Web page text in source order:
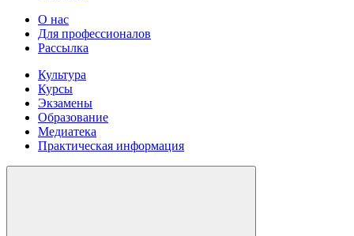
О нас
Для профессионалов
Рассылка
Культура
Курсы
Экзамены
Образование
Медиатека
Практическая информация